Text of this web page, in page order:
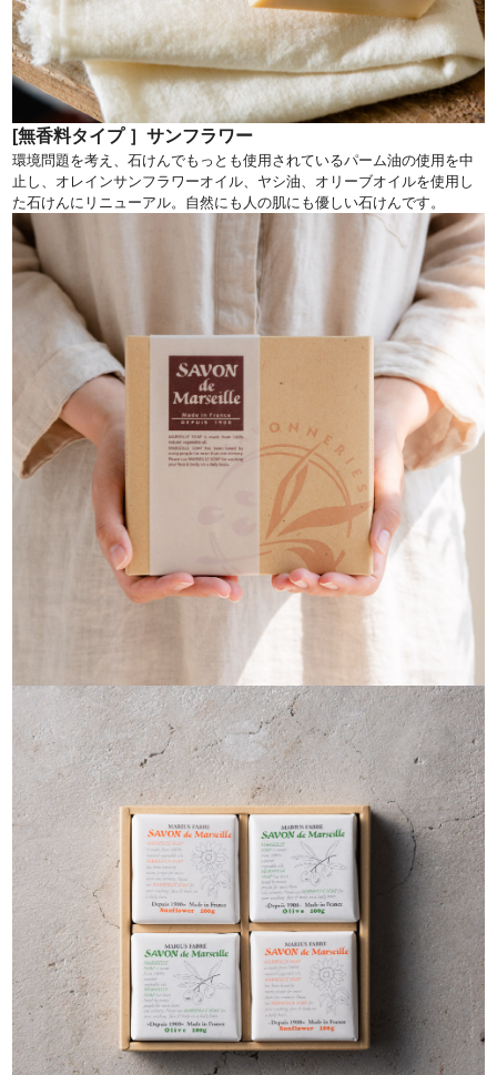
[無香料タイプ ］サンフラワー
環境問題を考え、石けんでもっとも使用されているパーム油の使用を中
止し、オレインサンフラワーオイル、ヤシ油、オリーブオイルを使用し
た石けんにリニューアル。自然にも人の肌にも優しい石けんです。